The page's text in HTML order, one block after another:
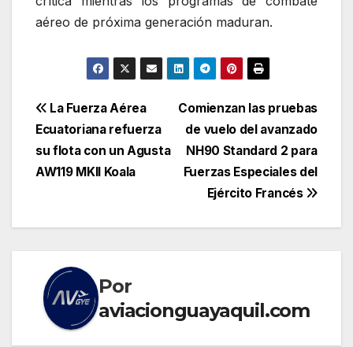
aéreo de próxima generación maduran.
Navegación
de
entradas
Comienzan las pruebas
de vuelo del avanzado
NH90 Standard 2 para
Fuerzas Especiales del
Ejército Francés
La Fuerza Aérea
Ecuatoriana refuerza
su flota con un Agusta
AW119 MKII Koala
Por
aviacionguayaquil.com